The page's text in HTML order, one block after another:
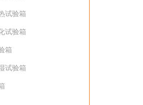
试验箱
试验箱
箱
试验箱